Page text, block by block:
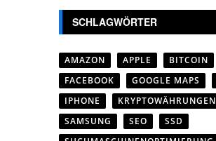
SCHLAGWÖRTER
AMAZON APPLE BITCOIN
FACEBOOK
GOOGLE MAPS
IPHONE
KRYPTOWÄHRUNGEN
SAMSUNG
SEO
SSD